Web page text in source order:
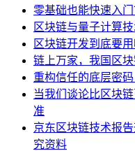
零基础也能快速入
区块链与量子计算
区块链开发到底要
链上万家，我国区
重构信任的底层密
当我们谈论比区块
准
京东区块链技术报
究资料